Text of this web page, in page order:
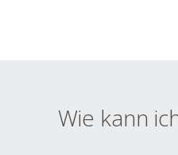
Wie kann